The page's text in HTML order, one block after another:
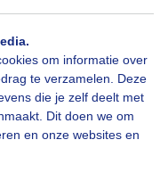
om informatie over
te verzamelen. Deze
die je zelf deelt met
Dit doen we om
en onze websites en